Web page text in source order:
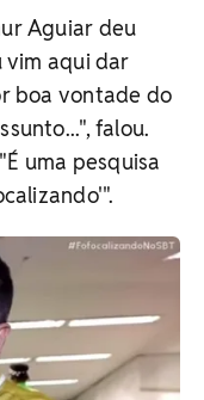
Aguiar deu
vim aqui dar
boa vontade do
falou.
uma pesquisa